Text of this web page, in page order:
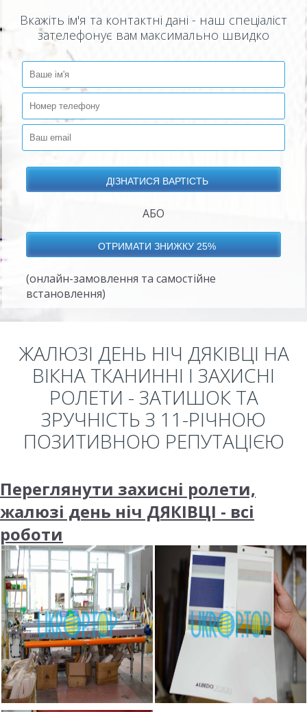
Вкажіть ім'я та контактні дані - наш спеціаліст
зателефонує вам максимально швидко
АБО
(онлайн-замовлення та самостійне
встановлення)
ЖАЛЮЗІ ДЕНЬ НІЧ ДЯКІВЦІ НА
ВІКНА ТКАНИННІ І ЗАХИСНІ
РОЛЕТИ - ЗАТИШОК ТА
ЗРУЧНІСТЬ З 11-РІЧНОЮ
ПОЗИТИВНОЮ РЕПУТАЦІЄЮ
Переглянути захисні ролети,
жалюзі день ніч ДЯКІВЦІ - всі
роботи